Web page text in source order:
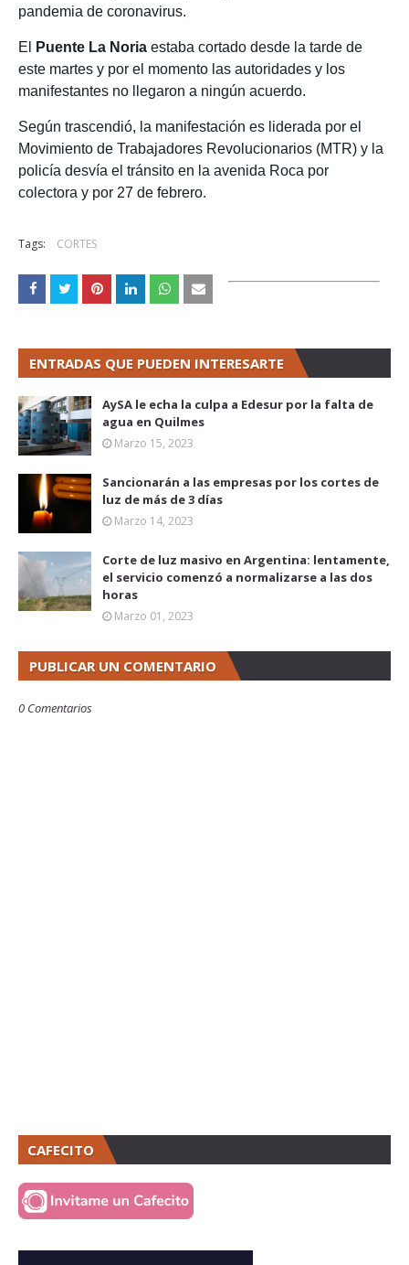
pandemia de coronavirus.
El Puente La Noria estaba cortado desde la tarde de
este martes y por el momento las autoridades y los
manifestantes no llegaron a ningún acuerdo.
Según trascendió, la manifestación es liderada por el
Movimiento de Trabajadores Revolucionarios (MTR) y la
policía desvía el tránsito en la avenida Roca por
colectora y por 27 de febrero.
Tags: CORTES
ENTRADAS QUE PUEDEN INTERESARTE
AySA le echa la culpa a Edesur por la falta de
agua en Quilmes
Marzo 15, 2023
Sancionarán a las empresas por los cortes de
luz de más de 3 días
Marzo 14, 2023
Corte de luz masivo en Argentina: lentamente,
el servicio comenzó a normalizarse a las dos
horas
Marzo 01, 2023
PUBLICAR UN COMENTARIO
0 Comentarios
CAFECITO